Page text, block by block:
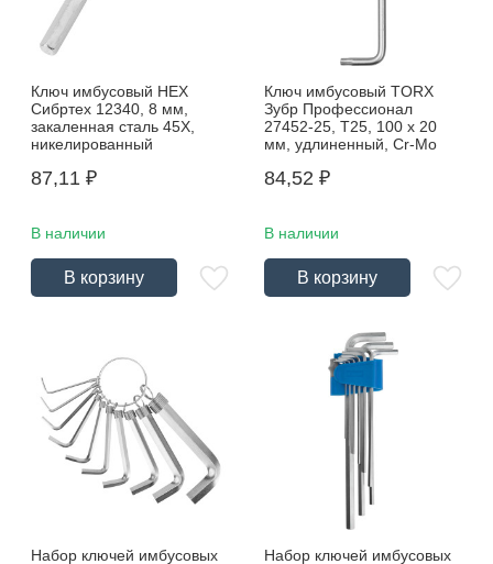
Ключ имбусовый HEX
Сибртех 12340, 8 мм,
закаленная сталь 45Х,
никелированный
87,11 ₽
В наличии
В корзину
Ключ имбусовый TORX
Зубр Профессионал
27452-25, Т25, 100 х 20
мм, удлиненный, Cr-Mo
84,52 ₽
В наличии
В корзину
Набор ключей имбусовых
Набор ключей имбусовых